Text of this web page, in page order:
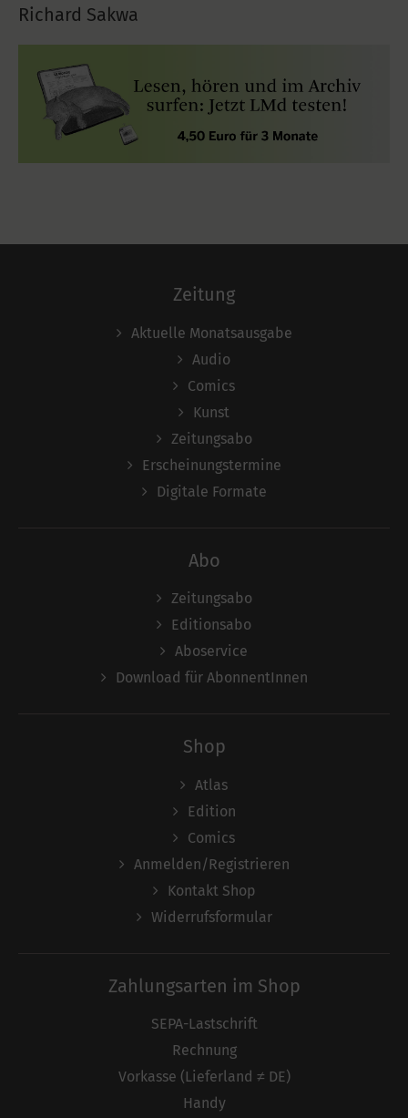
Richard Sakwa
Zeitung
Aktuelle Monatsausgabe
Audio
Comics
Kunst
Zeitungsabo
Erscheinungstermine
Digitale Formate
Abo
Zeitungsabo
Editionsabo
Aboservice
Download für AbonnentInnen
Shop
Atlas
Edition
Comics
Anmelden/Registrieren
Kontakt Shop
Widerrufsformular
Zahlungsarten im Shop
SEPA-Lastschrift
Rechnung
Vorkasse (Lieferland ≠ DE)
Handy